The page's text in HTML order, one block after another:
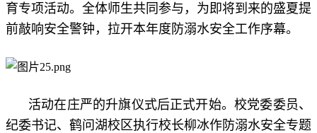
育专项活动。全体师生共同参与，为即将到来的盛夏提
前敲响安全警钟，拉开本年度防溺水安全工作序幕。
活动在庄严的升旗仪式后正式开始。校党委委员、
纪委书记、鹤问湖校区执行校长柳冰作防溺水安全专题